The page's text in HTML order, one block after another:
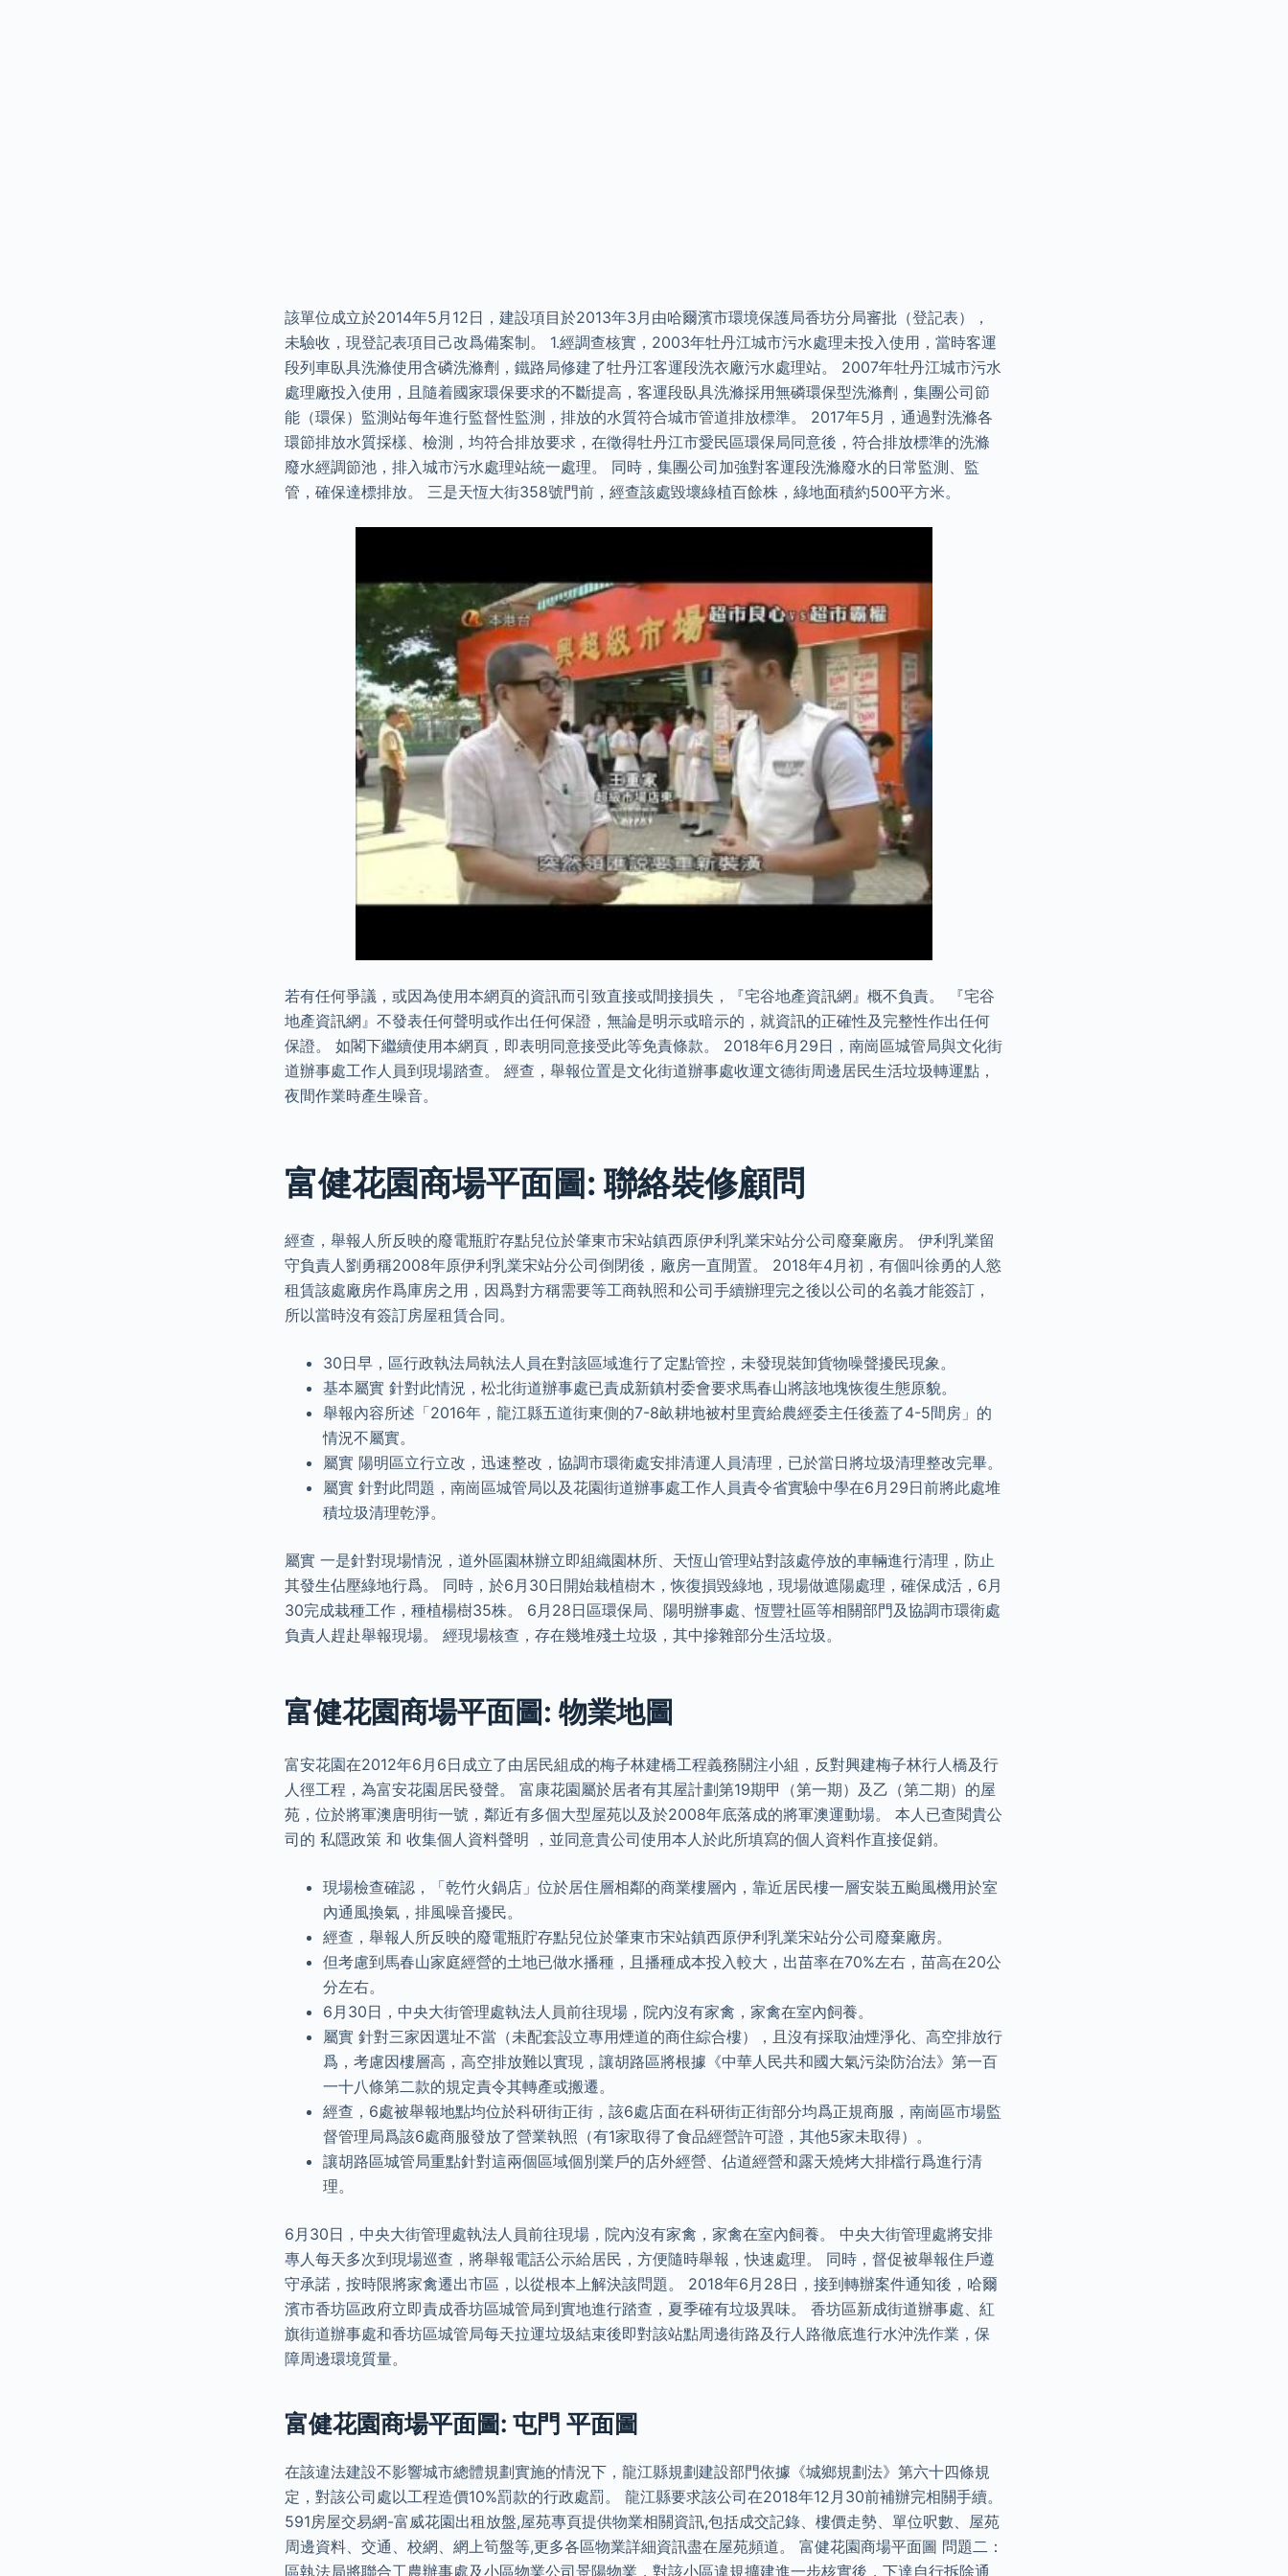
該單位成立於2014年5月12日，建設項目於2013年3月由哈爾濱市環境保護局香坊分局審批（登記表），
未驗收，現登記表項目己改爲備案制。 1.經調查核實，2003年牡丹江城市污水處理未投入使用，當時客運
段列車臥具洗滌使用含磷洗滌劑，鐵路局修建了牡丹江客運段洗衣廠污水處理站。 2007年牡丹江城市污水
處理廠投入使用，且隨着國家環保要求的不斷提高，客運段臥具洗滌採用無磷環保型洗滌劑，集團公司節
能（環保）監測站每年進行監督性監測，排放的水質符合城市管道排放標準。 2017年5月，通過對洗滌各
環節排放水質採樣、檢測，均符合排放要求，在徵得牡丹江市愛民區環保局同意後，符合排放標準的洗滌
廢水經調節池，排入城市污水處理站統一處理。 同時，集團公司加強對客運段洗滌廢水的日常監測、監
管，確保達標排放。 三是天恆大街358號門前，經查該處毀壞綠植百餘株，綠地面積約500平方米。
若有任何爭議，或因為使用本網頁的資訊而引致直接或間接損失，『宅谷地產資訊網』概不負責。 『宅谷
地產資訊網』不發表任何聲明或作出任何保證，無論是明示或暗示的，就資訊的正確性及完整性作出任何
保證。 如閣下繼續使用本網頁，即表明同意接受此等免責條款。 2018年6月29日，南崗區城管局與文化街
道辦事處工作人員到現場踏查。 經查，舉報位置是文化街道辦事處收運文德街周邊居民生活垃圾轉運點，
夜間作業時產生噪音。
富健花園商場平面圖: 聯絡裝修顧問
經查，舉報人所反映的廢電瓶貯存點兒位於肇東市宋站鎮西原伊利乳業宋站分公司廢棄廠房。 伊利乳業留
守負責人劉勇稱2008年原伊利乳業宋站分公司倒閉後，廠房一直閒置。 2018年4月初，有個叫徐勇的人慾
租賃該處廠房作爲庫房之用，因爲對方稱需要等工商執照和公司手續辦理完之後以公司的名義才能簽訂，
所以當時沒有簽訂房屋租賃合同。
30日早，區行政執法局執法人員在對該區域進行了定點管控，未發現裝卸貨物噪聲擾民現象。
基本屬實 針對此情況，松北街道辦事處已責成新鎮村委會要求馬春山將該地塊恢復生態原貌。
舉報內容所述「2016年，龍江縣五道街東側的7-8畝耕地被村里賣給農經委主任後蓋了4-5間房」的
情況不屬實。
屬實 陽明區立行立改，迅速整改，協調市環衛處安排清運人員清理，已於當日將垃圾清理整改完畢。
屬實 針對此問題，南崗區城管局以及花園街道辦事處工作人員責令省實驗中學在6月29日前將此處堆
積垃圾清理乾淨。
屬實 一是針對現場情況，道外區園林辦立即組織園林所、天恆山管理站對該處停放的車輛進行清理，防止
其發生佔壓綠地行爲。 同時，於6月30日開始栽植樹木，恢復損毀綠地，現場做遮陽處理，確保成活，6月
30完成栽種工作，種植楊樹35株。 6月28日區環保局、陽明辦事處、恆豐社區等相關部門及協調市環衛處
負責人趕赴舉報現場。 經現場核查，存在幾堆殘土垃圾，其中摻雜部分生活垃圾。
富健花園商場平面圖: 物業地圖
富安花園在2012年6月6日成立了由居民組成的梅子林建橋工程義務關注小組，反對興建梅子林行人橋及行
人徑工程，為富安花園居民發聲。 富康花園屬於居者有其屋計劃第19期甲（第一期）及乙（第二期）的屋
苑，位於將軍澳唐明街一號，鄰近有多個大型屋苑以及於2008年底落成的將軍澳運動場。 本人已查閱貴公
司的 私隱政策 和 收集個人資料聲明 ，並同意貴公司使用本人於此所填寫的個人資料作直接促銷。
現場檢查確認，「乾竹火鍋店」位於居住層相鄰的商業樓層內，靠近居民樓一層安裝五颱風機用於室
內通風換氣，排風噪音擾民。
經查，舉報人所反映的廢電瓶貯存點兒位於肇東市宋站鎮西原伊利乳業宋站分公司廢棄廠房。
但考慮到馬春山家庭經營的土地已做水播種，且播種成本投入較大，出苗率在70%左右，苗高在20公
分左右。
6月30日，中央大街管理處執法人員前往現場，院內沒有家禽，家禽在室內飼養。
屬實 針對三家因選址不當（未配套設立專用煙道的商住綜合樓），且沒有採取油煙淨化、高空排放行
爲，考慮因樓層高，高空排放難以實現，讓胡路區將根據《中華人民共和國大氣污染防治法》第一百
一十八條第二款的規定責令其轉產或搬遷。
經查，6處被舉報地點均位於科研街正街，該6處店面在科研街正街部分均爲正規商服，南崗區市場監
督管理局爲該6處商服發放了營業執照（有1家取得了食品經營許可證，其他5家未取得）。
讓胡路區城管局重點針對這兩個區域個別業戶的店外經營、佔道經營和露天燒烤大排檔行爲進行清
理。
6月30日，中央大街管理處執法人員前往現場，院內沒有家禽，家禽在室內飼養。 中央大街管理處將安排
專人每天多次到現場巡查，將舉報電話公示給居民，方便隨時舉報，快速處理。 同時，督促被舉報住戶遵
守承諾，按時限將家禽遷出市區，以從根本上解決該問題。 2018年6月28日，接到轉辦案件通知後，哈爾
濱市香坊區政府立即責成香坊區城管局到實地進行踏查，夏季確有垃圾異味。 香坊區新成街道辦事處、紅
旗街道辦事處和香坊區城管局每天拉運垃圾結束後即對該站點周邊街路及行人路徹底進行水沖洗作業，保
障周邊環境質量。
富健花園商場平面圖: 屯門 平面圖
在該違法建設不影響城市總體規劃實施的情況下，龍江縣規劃建設部門依據《城鄉規劃法》第六十四條規
定，對該公司處以工程造價10%罰款的行政處罰。 龍江縣要求該公司在2018年12月30前補辦完相關手續。
591房屋交易網-富威花園出租放盤,屋苑專頁提供物業相關資訊,包括成交記錄、樓價走勢、單位呎數、屋苑
周邊資料、交通、校網、網上筍盤等,更多各區物業詳細資訊盡在屋苑頻道。 富健花園商場平面圖 問題二：
區執法局將聯合工農辦事處及小區物業公司景陽物業，對該小區違規擴建進一步核實後，下達自行拆除通